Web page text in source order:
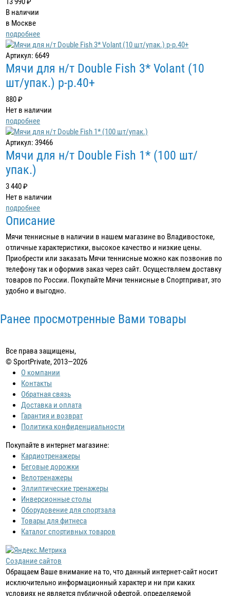
В наличии
в Москве
подробнее
Артикул: 6649
Мячи для н/т Double Fish 3* Volant (10
шт/упак.) р-р.40+
880 ₽
Нет в наличии
подробнее
Артикул: 39466
Мячи для н/т Double Fish 1* (100 шт/
упак.)
3 440 ₽
Нет в наличии
подробнее
Описание
Мячи теннисные в наличии в нашем магазине во Владивостоке,
отличные характеристики, высокое качество и низкие цены.
Приобрести или заказать Мячи теннисные можно как позвонив по
телефону так и оформив заказ через сайт. Осуществляем доставку
товаров по России. Покупайте Мячи теннисные в Спортприват, это
удобно и выгодно.
Ранее просмотренные Вами товары
Все права защищены,
© SportPrivate, 2013—2026
О компании
Контакты
Обратная связь
Доставка и оплата
Гарантия и возврат
Политика конфиденциальности
Покупайте в интернет магазине:
Кардиотренажеры
Беговые дорожки
Велотренажеры
Эллиптические тренажеры
Инверсионные столы
Оборудовение для спортзала
Товары для фитнеса
Каталог спортивных товаров
Создание сайтов
Обращаем Ваше внимание на то, что данный интернет-сайт носит
исключительно информационный характер и ни при каких
условиях не является публичной офертой, определяемой